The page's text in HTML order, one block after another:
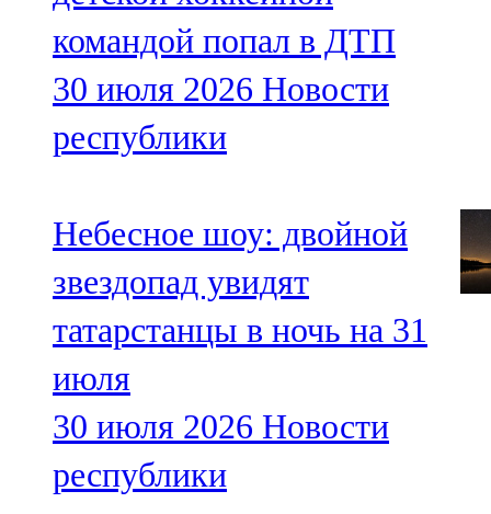
командой попал в ДТП
30 июля 2026 Новости
республики
Небесное шоу: двойной
звездопад увидят
татарстанцы в ночь на 31
июля
30 июля 2026 Новости
республики